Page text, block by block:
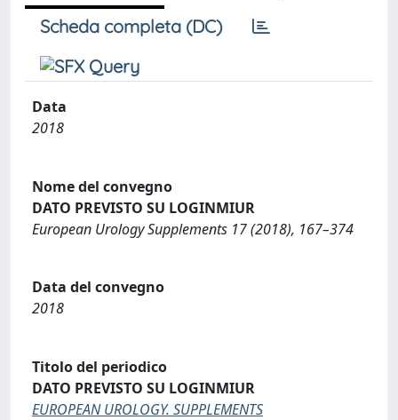
Scheda completa (DC)
Data
2018
Nome del convegno
DATO PREVISTO SU LOGINMIUR
European Urology Supplements 17 (2018), 167–374
Data del convegno
2018
Titolo del periodico
DATO PREVISTO SU LOGINMIUR
EUROPEAN UROLOGY. SUPPLEMENTS